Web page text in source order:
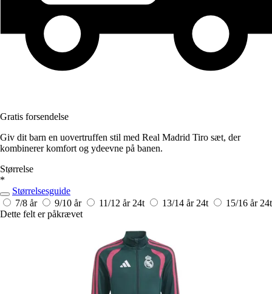
Gratis forsendelse
Giv dit barn en uovertruffen stil med Real Madrid Tiro sæt, der
kombinerer komfort og ydeevne på banen.
Størrelse
*
Størrelsesguide
7/8 år
9/10 år 11/12 år 24t 13/14 år 24t 15/16 år 24t
Dette felt er påkrævet